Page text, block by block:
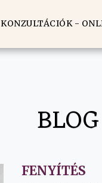
KONZULTÁCIÓK -
FENYÍTÉS